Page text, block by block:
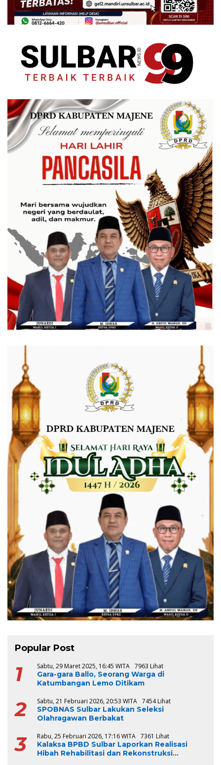
Popular Post
1 Sabtu, 29 Maret 2025, 16:45 WITA 7963 Lihat
Gara-gara Ballo, Seorang Warga di
Katumbangan Lemo Ditikam
2 Sabtu, 21 Februari 2026, 20:53 WITA 7454 Lihat
SPOBNAS Sulbar Lakukan Seleksi
Olahragawan Berbakat
3 Rabu, 25 Februari 2026, 17:16 WITA 7361 Lihat
Kalaksa BPBD Sulbar Laporkan Realisasi
Hibah Rehabilitasi dan Rekonstruksi